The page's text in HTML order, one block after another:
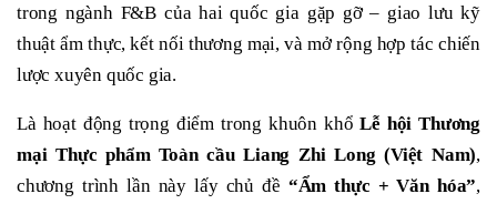
trong ngành F&B của hai quốc gia gặp gỡ – giao lưu kỹ
thuật ẩm thực, kết nối thương mại, và mở rộng hợp tác chiến
lược xuyên quốc gia.
Là hoạt động trọng điểm trong khuôn khổLễ hội Thương
mại Thực phẩm Toàn cầu Liang Zhi Long (Việt Nam),
chương trình lần này lấy chủ đề “Ẩm thực + Văn hóa”,